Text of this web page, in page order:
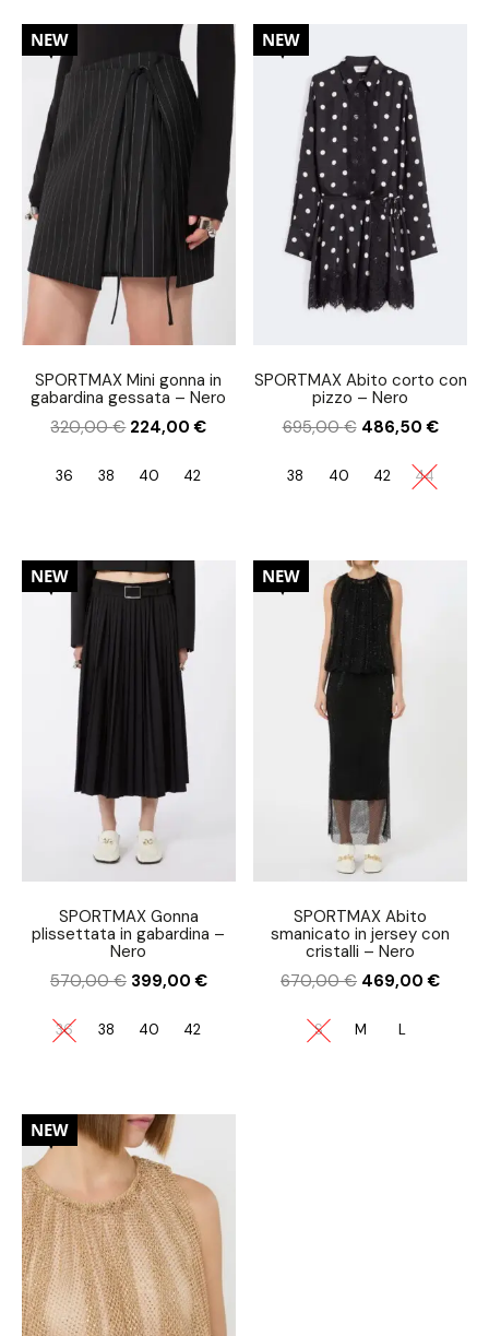
30%
NEW
SPORTMAX Mini gonna in
gabardina gessata – Nero
320,00€ 224,00€
36 38 40 42
30%
NEW
SPORTMAX Abito corto con
pizzo – Nero
695,00€ 486,50€
38 40 42 44
30%
NEW
SPORTMAX Gonna
plissettata in gabardina –
Nero
570,00€ 399,00€
36 38 40 42
30%
NEW
SPORTMAX Abito
smanicato in jersey con
cristalli – Nero
670,00€ 469,00€
S M L
30%
NEW